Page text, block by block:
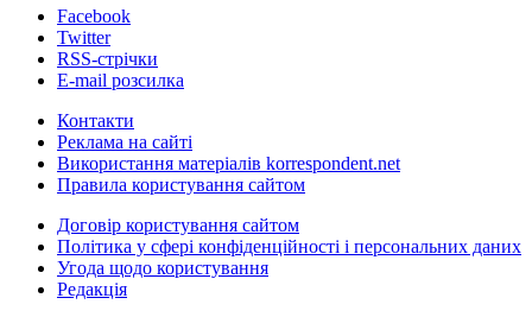
Facebook
Twitter
RSS-стрічки
E-mail розсилка
Контакти
Реклама на сайті
Використання матеріалів korrespondent.net
Правила користування сайтом
Договір користування сайтом
Політика у сфері конфіденційності і персональних даних
Угода щодо користування
Редакція